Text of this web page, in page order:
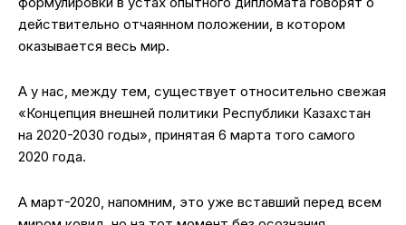
действительно отчаянном положении, в котором
оказывается весь мир.
А у нас, между тем, существует относительно свежая
«Концепция внешней политики Республики Казахстан
на 2020-2030 годы», принятая 6 марта того самого
2020 года.
А март-2020, напомним, это уже вставший перед всем